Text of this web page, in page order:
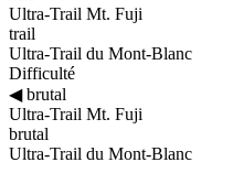
Ultra-Trail Mt. Fuji
trail
Ultra-Trail du Mont-Blanc
Difficulté
◀brutal
Ultra-Trail Mt. Fuji
brutal
Ultra-Trail du Mont-Blanc